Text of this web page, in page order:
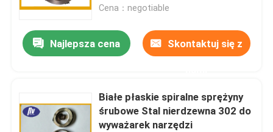
Cena：negotiable
Najlepsza cena Skontaktuj się z
Białe płaskie spiralne sprężyny
śrubowe Stal nierdzewna 302 do
wyważarek narzędzi